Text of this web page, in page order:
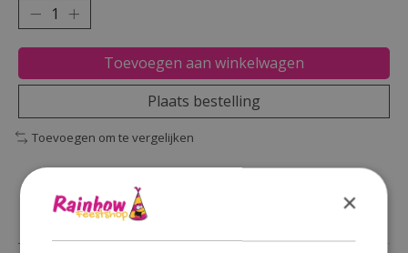
Toevoegen aan winkelwagen
Plaats bestelling
Toevoegen om te vergelijken
Reviews (0)
×